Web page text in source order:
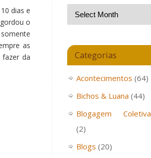
dias e
o
as
da
Categorias
Acontecimentos (64)
Bichos & Luana (44)
Blogagem Coletiva
(2)
Blogs (20)